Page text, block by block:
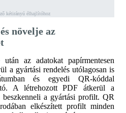
kétirányú élhajlítóhoz
növelje az
után az adatokat papírmentesen
a gyártási rendelés utólagosan is
és egyedi QR-kóddal
A létrehozott PDF átkerül a
beszkenneli a gyártási profilt. QR
elkészített profilt minden